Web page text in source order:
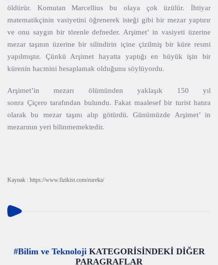
öldürür. Komutan Marcellius bu olaya çok üzülür. İhtiyar
matematikçinin vasiyetini öğrenerek isteği gibi bir mezar yaptırır
ve onu saygın bir törenle defneder. Arşimet’ in vasiyeti üzerine
mezar taşının üzerine bir silindirin içine çizilmiş bir küre resmi
yapılmıştır. Çünkü Arşimet hayatta yaptığı en büyük işin bir
kürenin hacmini hesaplamak olduğunu söylüyordu.
Arşimet’in mezarı ölümünden yaklaşık 150 yıl
sonra Çiçero tarafından bulundu. Fakat maalesef bir turist hatıra
olarak bu mezar taşını alıp götürdü. Günümüzde Arşimet’ in
mezarının yeri bilinmemektedir.
Kaynak : https://www.fizikist.com/eureka/
#Bilim ve TeknolojiKATEGORİSİNDEKİ DİĞER
PARAGRAFLAR